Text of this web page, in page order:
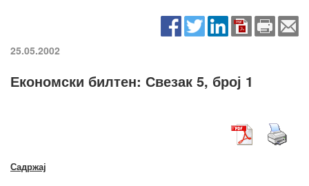
25.05.2002
Економски билтен: Свезак 5, број 1
Садржај